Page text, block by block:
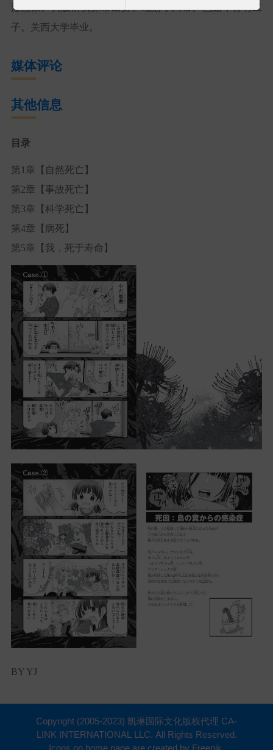
漫画家。大阪府贝冢市出身。现居于同市。已婚，育有二
子。关西大学毕业。
媒体评论
其他信息
目录
第1章【自然死亡】
第2章【事故死亡】
第3章【科学死亡】
第4章【病死】
第5章【我，死于寿命】
BY YJ
Copyright (2005-2023) 凯琳国际文化版权代理 CA-
LINK INTERNATIONAL LLC. All Rights Reserved.
Icons on home page are created by Freepik.